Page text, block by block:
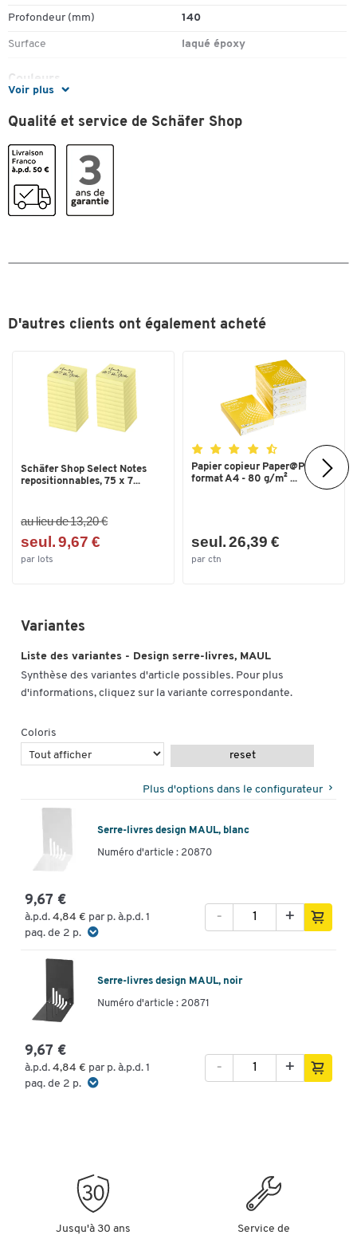
Voir plus
Profondeur (mm) 140
Surface laqué époxy
Couleurs
Largeur (mm)
Qualité et service de Schäfer Shop
D'autres clients ont également acheté
Schäfer Shop Select Notes
repositionnables, 75 x 7...
au lieu de 13,20 €
seul. 9,67 €
par lots
Papier copieur Paper@Print -
format A4 - 80 g/m² ...
seul. 26,39 €
par ctn
Variantes
Liste des variantes - Design serre-livres, MAUL
Synthèse des variantes d'article possibles. Pour plus
d'informations, cliquez sur la variante correspondante.
Coloris
reset
Plus d'options dans le configurateur
Serre-livres design MAUL, blanc
Numéro d'article : 20870
9,67 €
à.p.d. 4,84 € par p. à.p.d. 1
paq. de 2 p.
+
-
Serre-livres design MAUL, noir
Numéro d'article : 20871
9,67 €
à.p.d. 4,84 € par p. à.p.d. 1
paq. de 2 p.
+
-
Jusqu'à 30 ans
Service de